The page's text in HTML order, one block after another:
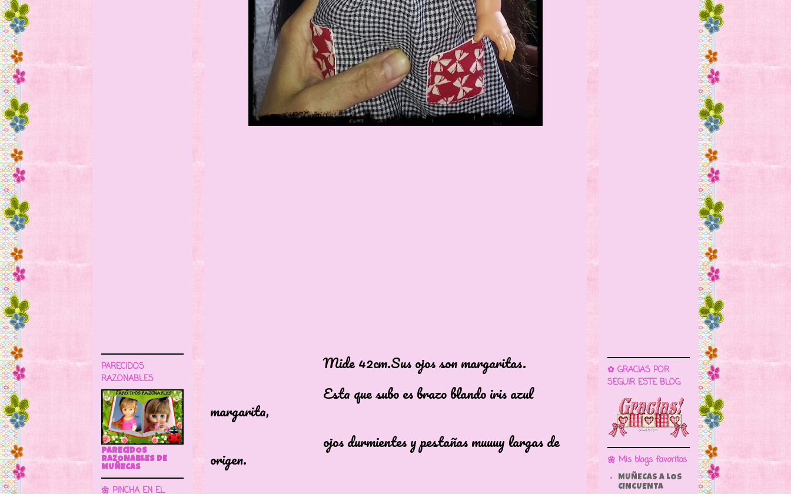
Mide 42cm.Sus ojos son margaritas.
Esta que subo es brazo blando iris azul
margarita,
ojos durmientes y pestañas muuuy largas de
origen.
PARECIDOS
RAZONABLES
PARECIDOS
RAZONABLES DE
MUÑECAS
🌼 PINCHA EN EL
✿ GRACIAS POR
SEGUIR ESTE BLOG
🌼 Mis blogs favoritos
MUÑECAS A LOS
CINCUENTA